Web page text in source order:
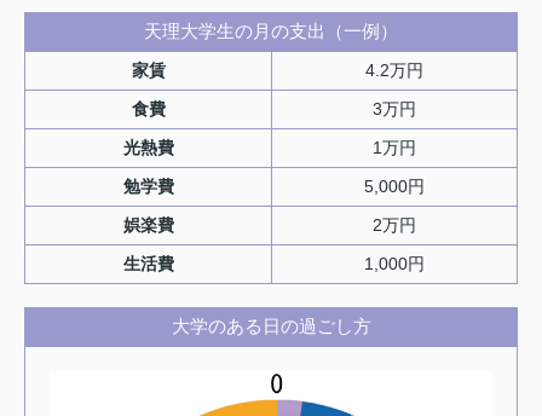
天理大学生の月の支出（一例）
家賃
4.2万円
食費
3万円
光熱費
1万円
勉学費
5,000円
娯楽費
2万円
生活費
1,000円
大学のある日の過ごし方